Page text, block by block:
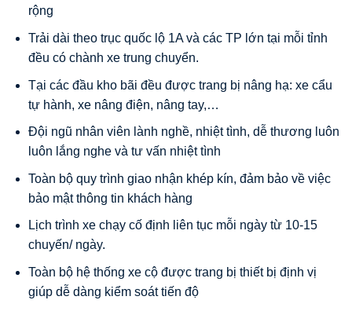
rộng
Trải dài theo trục quốc lộ 1A và các TP lớn tại mỗi tỉnh
đều có chành xe trung chuyển.
Tại các đầu kho bãi đều được trang bị nâng hạ: xe cẩu
tự hành, xe nâng điện, nâng tay,…
Đội ngũ nhân viên lành nghề, nhiệt tình, dễ thương luôn
luôn lắng nghe và tư vấn nhiệt tình
Toàn bộ quy trình giao nhận khép kín, đảm bảo về việc
bảo mật thông tin khách hàng
Lịch trình xe chạy cố định liên tục mỗi ngày từ 10-15
chuyến/ ngày.
Toàn bộ hệ thống xe cộ được trang bị thiết bị định vị
giúp dễ dàng kiểm soát tiến độ